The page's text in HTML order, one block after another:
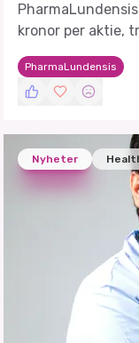
kronor per aktie,
PharmaLundensis
Nyheter